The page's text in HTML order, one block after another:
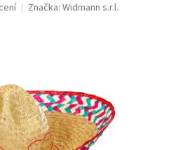
Značka: Widmann s.r.l.